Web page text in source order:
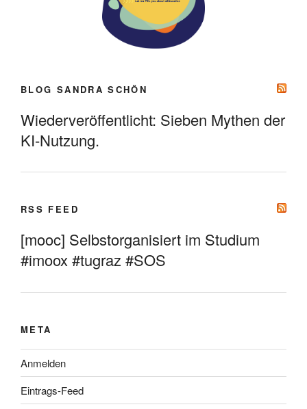
BLOG SANDRA SCHÖN
Wiederveröffentlicht: Sieben Mythen der
KI-Nutzung.
RSS FEED
[mooc] Selbstorganisiert im Studium
#imoox #tugraz #SOS
META
Anmelden
Eintrags-Feed